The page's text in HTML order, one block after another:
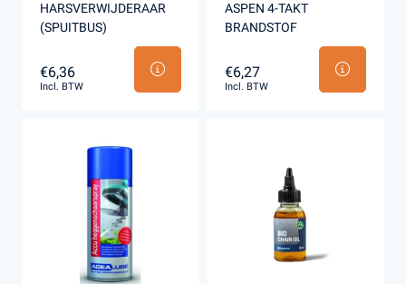
HARSVERWIJDERAAR
(SPUITBUS)
€6,36
Incl. BTW
ASPEN 4-TAKT
BRANDSTOF
€6,27
Incl. BTW